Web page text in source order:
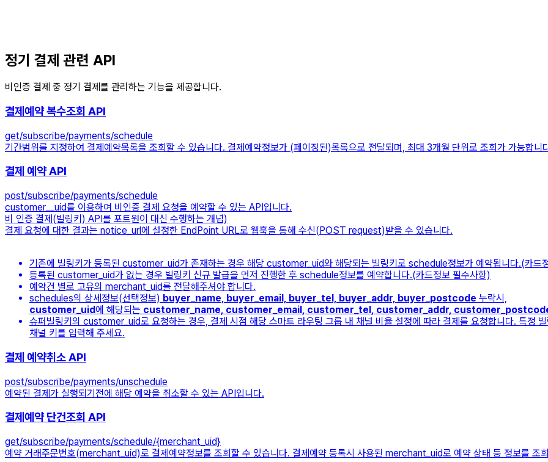
정기 결제 관련 API
비인증 결제 중 정기 결제를 관리하는 기능을 제공합니다.
결제예약 복수조회 API
get/subscribe/payments/schedule
기간범위를 지정하여 결제예약목록을 조회할 수 있습니다. 결제예약정보가 (페이징된)목록으로 전달되며, 최대 3개월 단위로 조회가 가능합니
결제 예약 API
post/subscribe/payments/schedule
customer__uid를 이용하여 비인증 결제 요청을 예약할 수 있는 API입니다.
비 인증 결제(빌링키) API를 포트원이 대신 수행하는 개념)
결제 요청에 대한 결과는 notice_url에 설정한 EndPoint URL로 웹훅을 통해 수신(POST request)받을 수 있습니다.
기존에 빌링키가 등록된 customer_uid가 존재하는 경우 해당 customer_uid와 해당되는 빌링키로 schedule정보가 예약됩니다.(카드
등록된 customer_uid가 없는 경우 빌링키 신규 발급을 먼저 진행한 후 schedule정보를 예약합니다.(카드정보 필수사항)
예약건 별로 고유의 merchant_uid를 전달해주셔야 합니다.
schedules의 상세정보(선택정보) buyer_name, buyer_email, buyer_tel, buyer_addr, buyer_postcode 누락시,
customer_uid에 해당되는 customer_name, customer_email, customer_tel, customer_addr,
슈퍼빌링키의 customer_uid로 요청하는 경우, 결제 시점 해당 스마트 라우팅 그룹 내 채널 비율 설정에 따라 결제를 요청합니다. 특정
채널 키를 입력해 주세요.
결제 예약취소 API
post/subscribe/payments/unschedule
예약된 결제가 실행되기전에 해당 예약을 취소할 수 있는 API입니다.
결제예약 단건조회 API
get/subscribe/payments/schedule/{merchant_uid}
예약 거래주문번호(merchant_uid)로 결제예약정보를 조회할 수 있습니다. 결제예약 등록시 사용된 merchant_uid로 예약 상태 등 정보를 조